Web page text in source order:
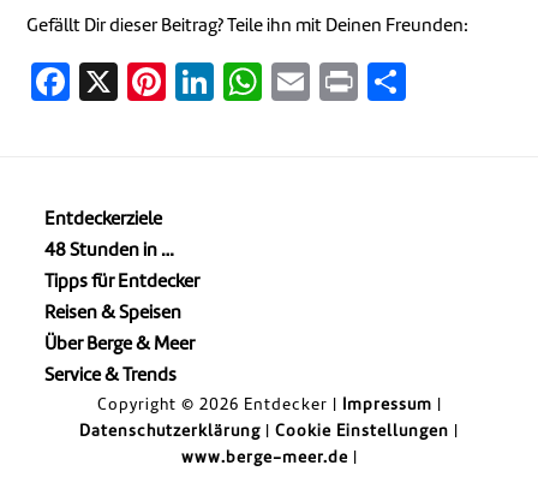
Gefällt Dir dieser Beitrag? Teile ihn mit Deinen Freunden:
Facebook
X Pinterest
LinkedIn
WhatsApp
EmailPrint
Entdeckerziele
48 Stunden in …
Tipps für Entdecker
Reisen & Speisen
Über Berge & Meer
Service & Trends
Copyright © 2026 Entdecker | Impressum
Datenschutzerklärung
Cookie Einstellungen
www.berge-meer.de|